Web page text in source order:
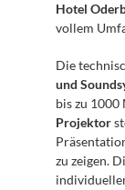
Hotel
vollem
Die
und
bis zu 1000
Projektor
zu zeigen.